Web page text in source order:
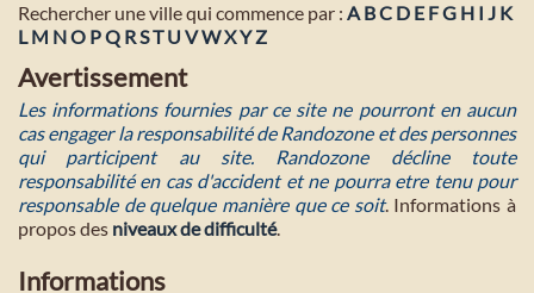
Rechercher une ville qui commence par : A BC D E FG H I J K
L M NO PQ RST U VWXYZ
Avertissement
Les informations fournies par ce site ne pourront en aucun
cas engager la responsabilité de Randozone et des personnes
qui participent au site. Randozone décline toute
responsabilité en cas d'accident et ne pourra etre tenu pour
responsable de quelque manière que ce soit. Informations à
propos des niveaux de difficulté.
Informations